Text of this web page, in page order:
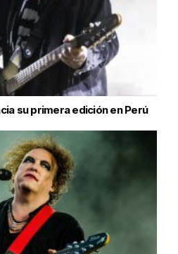
su primera edición en Perú